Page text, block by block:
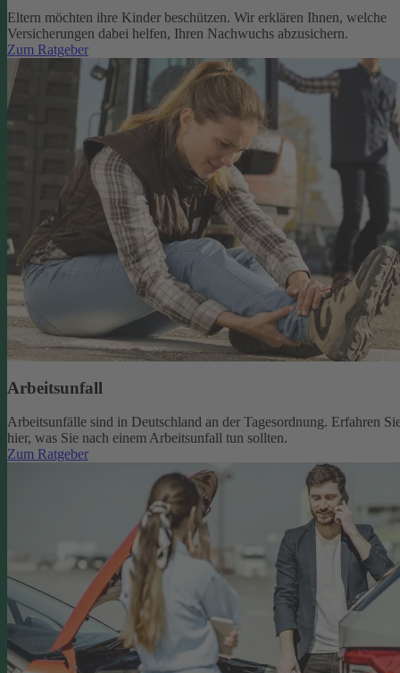
Eltern möchten ihre Kinder beschützen. Wir erklären Ihnen, welche
Versicherungen dabei helfen, Ihren Nachwuchs abzusichern.
Zum Ratgeber
Arbeitsunfall
Arbeitsunfälle sind in Deutschland an der Tagesordnung. Erfahren
hier, was Sie nach einem Arbeitsunfall tun sollten.
Zum Ratgeber